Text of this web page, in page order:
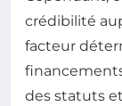
crédibilité
facteur
des statuts